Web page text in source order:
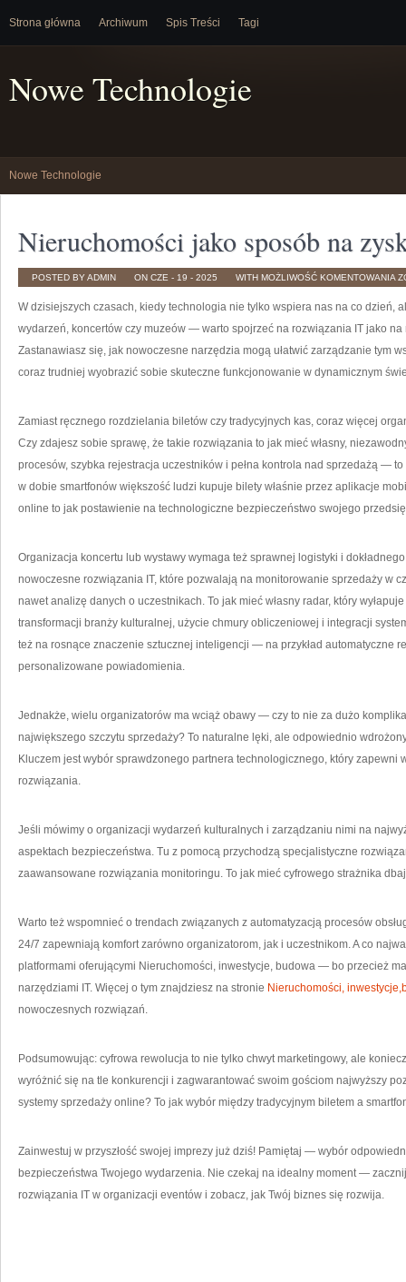
Strona główna Archiwum Spis Treści Tagi
Nowe Technologie
Nowe Technologie
Nieruchomości jako sposób na
POSTED BY ADMIN ON CZE - 19 - 2025 WITH MOŻLIWOŚĆ KOMENTOWANIA
W dzisiejszych czasach, kiedy technologia nie tylko wspiera nas na co dzień,
wydarzeń, koncertów czy muzeów — warto spojrzeć na rozwiązania IT jako
Zastanawiasz się, jak nowoczesne narzędzia mogą ułatwić zarządzanie tym
coraz trudniej wyobrazić sobie skuteczne funkcjonowanie w dynamicznym
Zamiast ręcznego rozdzielania biletów czy tradycyjnych kas, coraz więcej
Czy zdajesz sobie sprawę, że takie rozwiązania to jak mieć własny,
procesów, szybka rejestracja uczestników i pełna kontrola nad sprzedażą —
w dobie smartfonów większość ludzi kupuje bilety właśnie przez aplikacje
online to jak postawienie na technologiczne bezpieczeństwo swojego
Organizacja koncertu lub wystawy wymaga też sprawnej logistyki i
nowoczesne rozwiązania IT, które pozwalają na monitorowanie sprzedaży w
nawet analizę danych o uczestnikach. To jak mieć własny radar, który
transformacji branży kulturalnej, użycie chmury obliczeniowej i integracji
też na rosnące znaczenie sztucznej inteligencji — na przykład automatyczne
personalizowane powiadomienia.
Jednakże, wielu organizatorów ma wciąż obawy — czy to nie za dużo
największego szczytu sprzedaży? To naturalne lęki, ale odpowiednio
Kluczem jest wybór sprawdzonego partnera technologicznego, który zapewni
rozwiązania.
Jeśli mówimy o organizacji wydarzeń kulturalnych i zarządzaniu nimi na
aspektach bezpieczeństwa. Tu z pomocą przychodzą specjalistyczne
zaawansowane rozwiązania monitoringu. To jak mieć cyfrowego strażnika
Warto też wspomnieć o trendach związanych z automatyzacją procesów
24/7 zapewniają komfort zarówno organizatorom, jak i uczestnikom. A co
platformami oferującymi Nieruchomości, inwestycje, budowa — bo przecież
narzędziami IT. Więcej o tym znajdziesz na stronie Nieruchomości,
nowoczesnych rozwiązań.
Podsumowując: cyfrowa rewolucja to nie tylko chwyt marketingowy, ale
wyróżnić się na tle konkurencji i zagwarantować swoim gościom najwyższy
systemy sprzedaży online? To jak wybór między tradycyjnym biletem a
Zainwestuj w przyszłość swojej imprezy już dziś! Pamiętaj — wybór
bezpieczeństwa Twojego wydarzenia. Nie czekaj na idealny moment —
rozwiązania IT w organizacji eventów i zobacz, jak Twój biznes się rozwija.